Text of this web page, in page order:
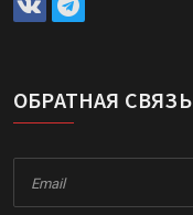
ОБРАТНАЯ СВЯЗЬ